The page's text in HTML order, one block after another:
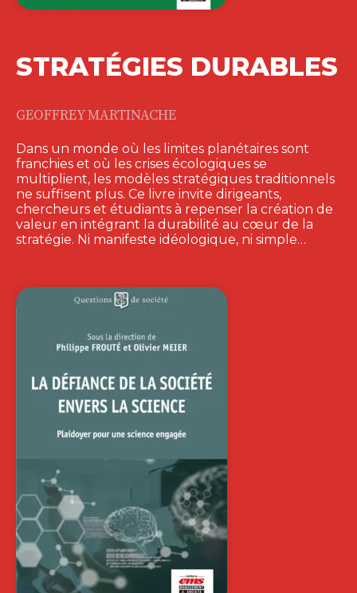
STRATÉGIES DURABLES
GEOFFREY MARTINACHE
Dans un monde où les limites planétaires sont
franchies et où les crises écologiques se
multiplient, les modèles stratégiques traditionnels
ne suffisent plus. Ce livre invite dirigeants,
chercheurs et étudiants à repenser la création de
valeur en intégrant la durabilité au cœur de la
stratégie. Ni manifeste idéologique, ni simple…